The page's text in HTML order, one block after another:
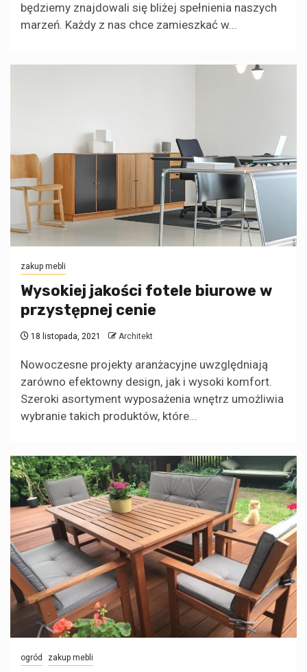
będziemy znajdowali się bliżej spełnienia naszych
marzeń. Każdy z nas chce zamieszkać w...
zakup mebli
Wysokiej jakości fotele biurowe w
przystępnej cenie
18 listopada, 2021 Architekt
Nowoczesne projekty aranżacyjne uwzględniają
zarówno efektowny design, jak i wysoki komfort.
Szeroki asortyment wyposażenia wnętrz umożliwia
wybranie takich produktów, które...
ogród zakup mebli